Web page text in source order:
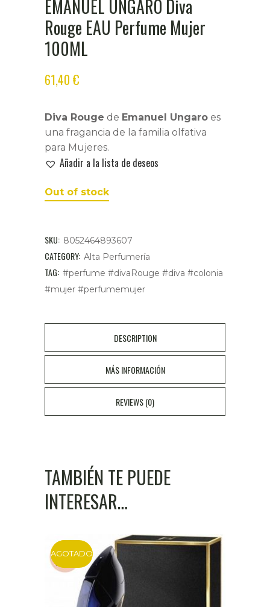
EMANUEL UNGARO Diva
Rouge EAU Perfume Mujer
100ML
61,40 €
Diva Rouge de Emanuel Ungaro es
una fragancia de la familia olfativa
para Mujeres.
Añadir a la lista de deseos
Out of stock
SKU: 8052464893607
CATEGORY: Alta Perfumería
TAG: #perfume #divaRouge #diva #colonia
#mujer #perfumemujer
DESCRIPTION
MÁS INFORMACIÓN
REVIEWS (0)
TAMBIÉN TE PUEDE
INTERESAR…
DTO
AGOTADO